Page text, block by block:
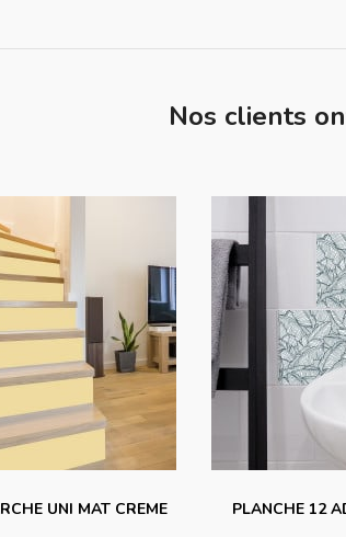
Nos clients
favorite_border
UNI MAT CREME PLANCHE 12